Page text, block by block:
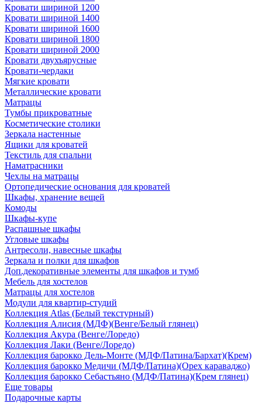
Кровати шириной 1200
Кровати шириной 1400
Кровати шириной 1600
Кровати шириной 1800
Кровати шириной 2000
Кровати двухъярусные
Кровати-чердаки
Мягкие кровати
Металлические кровати
Матрацы
Тумбы прикроватные
Косметические столики
Зеркала настенные
Ящики для кроватей
Текстиль для спальни
Наматрасники
Чехлы на матрацы
Ортопедические основания для кроватей
Шкафы, хранение вещей
Комоды
Шкафы-купе
Распашные шкафы
Угловые шкафы
Антресоли, навесные шкафы
Зеркала и полки для шкафов
Доп.декоративные элементы для шкафов и тумб
Мебель для хостелов
Матрацы для хостелов
Модули для квартир-студий
Коллекция Atlas (Белый текстурный)
Коллекция Алисия (МДФ)(Венге/Белый глянец)
Коллекция Акура (Венге/Лоредо)
Коллекция Лаки (Венге/Лоредо)
Коллекция барокко Дель-Монте (МДФ/Патина/Бархат)(Крем)
Коллекция барокко Медичи (МДФ/Патина)(Орех караваджо)
Коллекция барокко Себастьяно (МДФ/Патина)(Крем глянец)
Еще товары
Подарочные карты